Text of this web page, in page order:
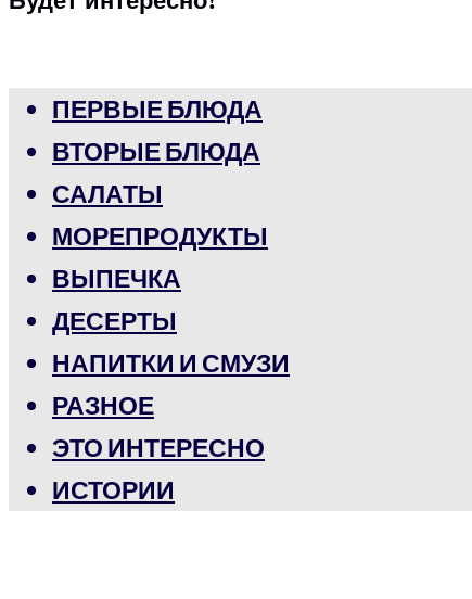
ПЕРВЫЕ БЛЮДА
ВТОРЫЕ БЛЮДА
САЛАТЫ
МОРЕПРОДУКТЫ
ВЫПЕЧКА
ДЕСЕРТЫ
НАПИТКИ И СМУЗИ
РАЗНОЕ
ЭТО ИНТЕРЕСНО
ИСТОРИИ